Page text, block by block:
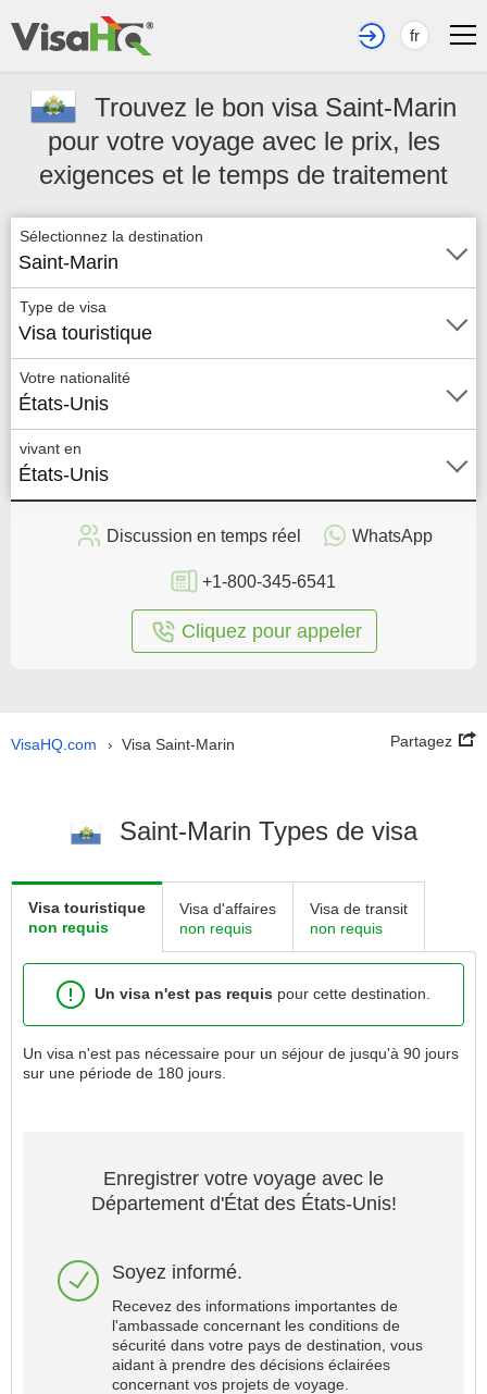
fr
Trouvez le bon visa Saint-Marin
pour votre voyage avec le prix, les
exigences et le temps de traitement
Sélectionnez la destination
Saint-Marin
Type de visa
Visa touristique
Votre nationalité
États-Unis
vivant en
États-Unis
Discussion en temps réel WhatsApp
+1-800-345-6541
Cliquez pour appeler
VisaHQ.com › Visa Saint-Marin Partagez
Saint-Marin Types de visa
Visa touristique
non requis
Visa d'affaires
non requis
Visa de transit
non requis
Un visa n'est pas requis pour cette destination.
Un visa n'est pas nécessaire pour un séjour de jusqu'à 90 jours
sur une période de 180 jours.
Enregistrer votre voyage avec le
Département d'État des États-Unis!
Soyez informé.
Recevez des informations importantes de
l'ambassade concernant les conditions de
sécurité dans votre pays de destination, vous
aidant à prendre des décisions éclairées
concernant vos projets de voyage.